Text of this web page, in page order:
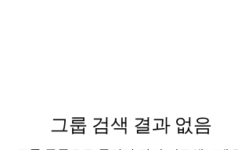
그룹 검색 결과 없음